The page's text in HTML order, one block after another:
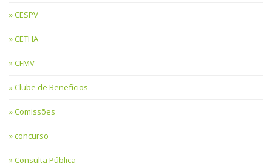
CESPV
CETHA
CFMV
Clube de Benefícios
Comissões
concurso
Consulta Pública